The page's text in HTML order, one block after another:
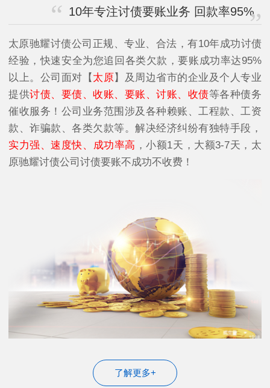
10年专注讨债要账业务 回款率95%
太原驰耀讨债公司正规、专业、合法，有10年成功讨债
经验，快速安全为您追回各类欠款，要账成功率达95%
以上。公司面对【 太原】及周边省市的企业及个人专业
提供讨债、要债、收账、要账、讨账、收债等各种债务
催收服务！公司业务范围涉及各种赖账、工程款、工资
款、诈骗款、各类欠款等。解决经济纠纷有独特手段，
实力强、速度快、成功率高 ，小额1天，大额3-7天，太
原驰耀讨债公司讨债要账不成功不收费！
了解更多+